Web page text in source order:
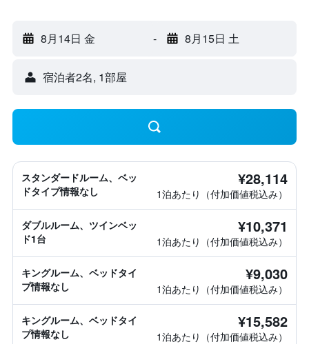
8月14日 金 - 8月15日 土
宿泊者2名, 1​部屋
スタンダードルーム、ベッ
ドタイプ情報なし
¥28,114
1泊あたり（付加価値税込み）
ダブルルーム、ツインベッ
ド1台
¥10,371
1泊あたり（付加価値税込み）
キングルーム、ベッドタイ
プ情報なし
¥9,030
1泊あたり（付加価値税込み）
キングルーム、ベッドタイ
プ情報なし
¥15,582
1泊あたり（付加価値税込み）